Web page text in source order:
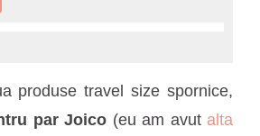
produse travel size spornice,
par Joico (eu am avutalta